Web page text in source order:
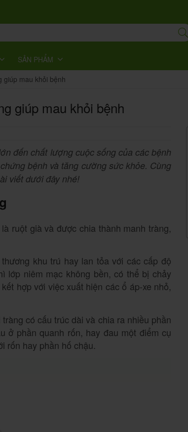
SẢN PHẨM
giúp mau khỏi bệnh
giúp mau khỏi bệnh
đến chất lượng cuộc sống của các bệnh
bệnh và tăng cường sức khỏe. Cùng
viết dưới đây nhé!
ruột già và được chia thành manh tràng,
khu trú hay lan tỏa với các cấp độ
lớp niêm mạc không bền, có thể bị chảy
hợp với việc xuất hiện các ổ áp-xe nhỏ,
có cấu trúc dài và chia ra nhiều phần
ở phần quanh rốn, hay đau một điểm cụ
rốn hay phần hố chậu.